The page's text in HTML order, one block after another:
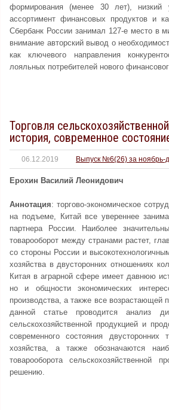
формирования (менее 30 лет), низкий
ассортимент финансовых продуктов и
Сбербанк России занимал 127-е место в
внимание авторский вывод о
как ключевого направления
лояльных потребителей нового
Торговля
история, современное
06.12.2019 Выпуск №6(26) за ноябрь-
Ерохин Василий Леонидович
Аннотация: торгово-экономическое
на подъеме, Китай все увереннее
партнера России. Наиболее
товарооборот между странами растет,
со стороны России и
хозяйства в двусторонних отношениях
Китая в аграрной сфере имеет давнюю
но и общности экономических
производства, а также все возрастающей
данной статье проводится анализ
сельскохозяйственной продукцией и
современного состояния двусторонних
хозяйства, а также обозначаются
товарооборота
решению.